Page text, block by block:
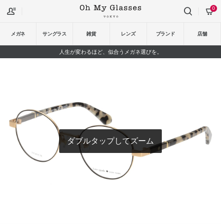
メガネ サングラス 雑貨 レンズ ブランド 店舗
0
人生が変わるほど、似合うメガネ選びを。
ダブルタップしてズーム